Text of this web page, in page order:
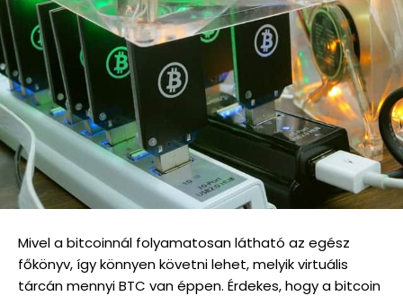
Mivel a bitcoinnál folyamatosan látható az egész
főkönyv, így könnyen követni lehet, melyik virtuális
tárcán mennyi BTC van éppen. Érdekes, hogy a bitcoin